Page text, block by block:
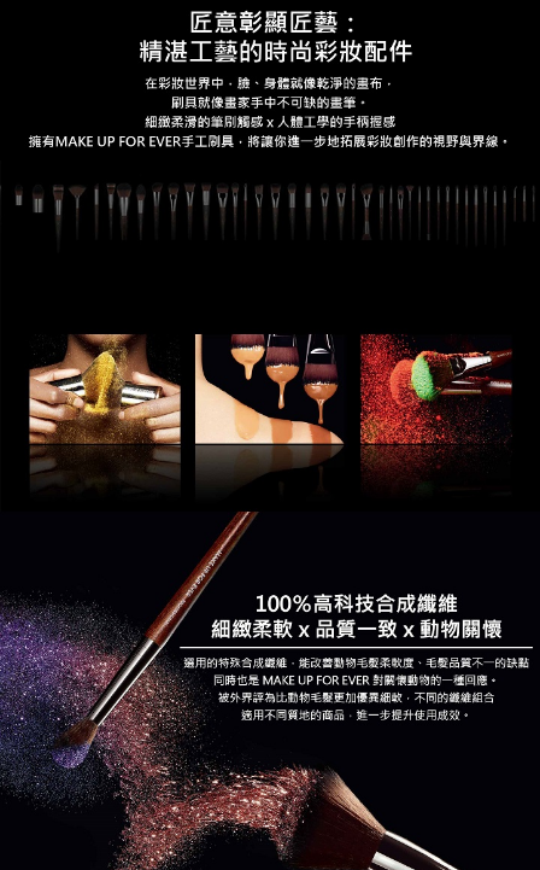
結帳頁面，進行簡訊認證並確認金額後，即可完成結帳。
２．訂單成立數日內，您將收到繳費通知簡訊。
３．收到繳費通知簡訊後14天內，點擊此簡訊中的連結，可透過四大超商／
ATM／網路銀行／等多元方式進行付款，方視為交易完成。
※ 請注意：結帳手續完成當下不需立刻繳費，但若您需要取消訂單，請聯絡
購買商品的店家。未經商家同意取消之訂單仍視為有效，需透過AFTEE先享
是否繳費成功／繳費後需取消欲退款等相關疑問，請聯繫「AFTEE先享後付
客戶支援中心」
https://netprotections.freshdesk.com/support/home
２．關於個人資料處理事宜，請瀏覽以下網址：
https://aftee.tw/terms/#terms3
３．未成年的使用者請事先徵得法定代理人或監護人之同意方可使用
「AFTEE先享後付」，若未經同意申辦者引起之損失，本公司不負相關責
任。
４．使用「AFTEE先享後付」時，將依據個別帳號之用戶狀況，依本公司即
時審查核予不同之上限額度；若仍有額度不足之情形，本公司將視審查結果
５．嚴禁一人註冊多個帳號或使用他人資訊註冊。若發現惡意使用之情形，
恩沛科技股份有限公司將有權停止該用戶之使用額度並採取法律行動。
每筆NT$80，滿NT$1,200(含以上)免運費
每筆NT$80，滿NT$1,200(含以上)免運費
付款後7-11取貨
宅配